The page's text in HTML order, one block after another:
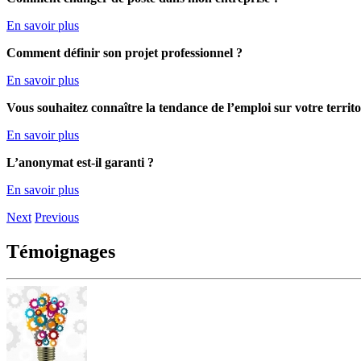
En savoir plus
Comment définir son projet professionnel ?
En savoir plus
Vous souhaitez connaître la tendance de l’emploi sur votre
En savoir plus
L’anonymat est-il garanti ?
En savoir plus
Next Previous
Témoignages